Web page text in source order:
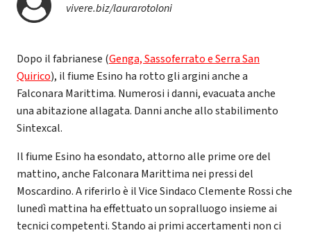
vivere.biz/laurarotoloni
Dopo il fabrianese (Genga, Sassoferrato e Serra San
Quirico), il fiume Esino ha rotto gli argini anche a
Falconara Marittima. Numerosi i danni, evacuata anche
una abitazione allagata. Danni anche allo stabilimento
Sintexcal.
Il fiume Esino ha esondato, attorno alle prime ore del
mattino, anche Falconara Marittima nei pressi del
Moscardino. A riferirlo è il Vice Sindaco Clemente Rossi che
lunedì mattina ha effettuato un sopralluogo insieme ai
tecnici competenti. Stando ai primi accertamenti non ci